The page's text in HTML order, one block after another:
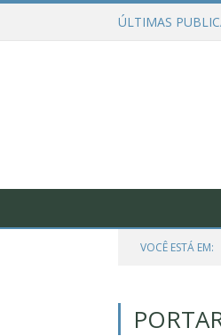
ÚLTIMAS
VOCÊ ESTÁ EM: